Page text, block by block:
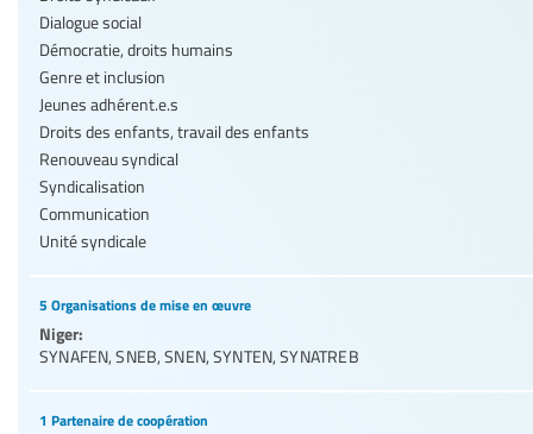
Dialogue social
Démocratie, droits humains
Genre et inclusion
Jeunes adhérent.e.s
Droits des enfants, travail des enfants
Renouveau syndical
Syndicalisation
Communication
Unité syndicale
5 Organisations de mise en œuvre
Niger:
SYNAFEN,SNEB,SNEN,SYNTEN,SYNATREB
1 Partenaire de coopération